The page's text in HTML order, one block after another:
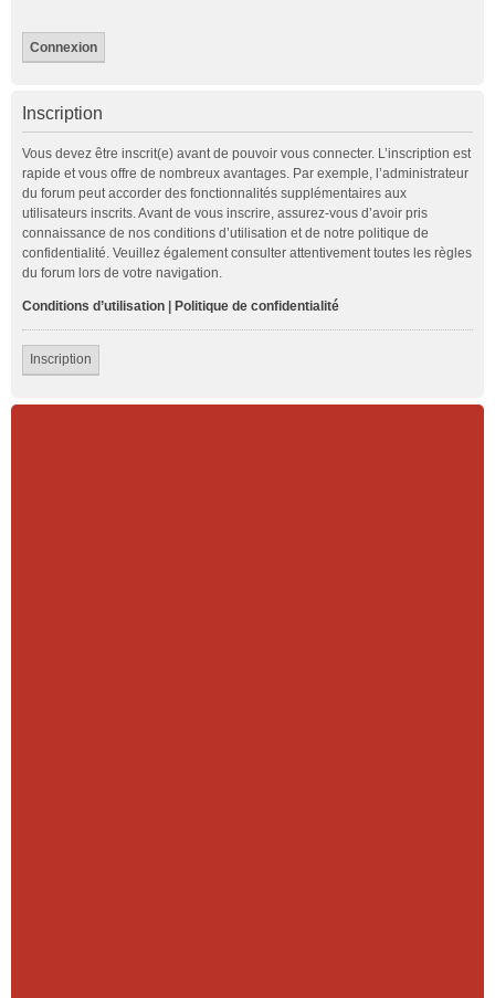
Inscription
Vous devez être inscrit(e) avant de pouvoir vous connecter. L’inscription est
rapide et vous offre de nombreux avantages. Par exemple, l’administrateur
du forum peut accorder des fonctionnalités supplémentaires aux
utilisateurs inscrits. Avant de vous inscrire, assurez-vous d’avoir pris
connaissance de nos conditions d’utilisation et de notre politique de
confidentialité. Veuillez également consulter attentivement toutes les règles
du forum lors de votre navigation.
Conditions d’utilisation Politique de confidentialité
Inscription